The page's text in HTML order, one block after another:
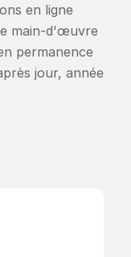
en ligne
main-d'œuvre
permanence
jour, année